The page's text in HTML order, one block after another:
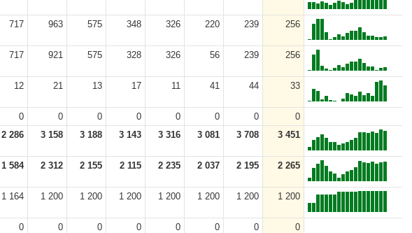
717 963 575 348 326 220 239 256
717 921 575 328 326 56 239 256
12 21 13 17 11 41 44 33
0 0 0 0 0 0 0 0
2 286 3 158 3 188 3 143 3 316 3 081 3 708 3 451
1 584 2 312 2 155 2 115 2 235 2 037 2 195 2 265
1 164 1 200 1 200 1 200 1 200 1 200 1 200 1 200
0 0 0 0 0 0 0
0